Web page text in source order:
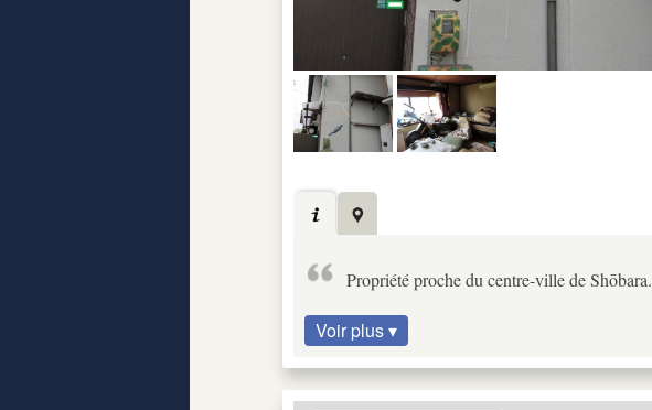
Propriété proche du centre-ville de Shōbara.
Voir plus ▾